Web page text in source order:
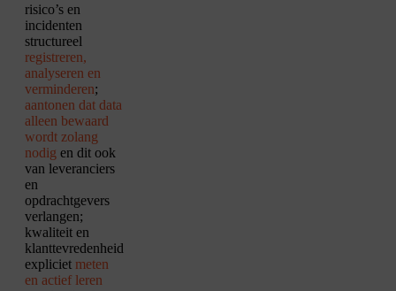
risico’s en
incidenten
structureel
registreren,
analyseren en
verminderen;
aantonen dat data
alleen bewaard
wordt zolang
nodig en dit ook
van leveranciers
en
opdrachtgevers
verlangen;
kwaliteit en
klanttevredenheid
expliciet meten
en actief leren